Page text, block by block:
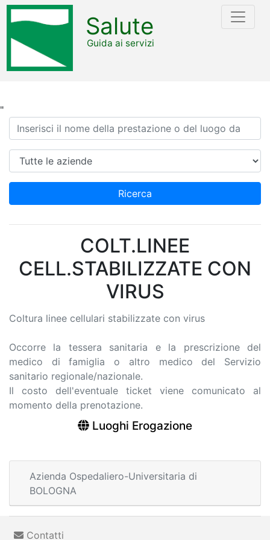
"
Salute
Guida ai servizi
Ricerca
Azienda
Ricerca
COLT.LINEE
CELL.STABILIZZATE CON
VIRUS
Coltura linee cellulari stabilizzate con virus
Occorre la tessera sanitaria e la prescrizione del
medico di famiglia o altro medico del Servizio
sanitario regionale/nazionale.
Il costo dell'eventuale ticket viene comunicato al
momento della prenotazione.
Luoghi Erogazione
Azienda Ospedaliero-Universitaria di
BOLOGNA
Contatti